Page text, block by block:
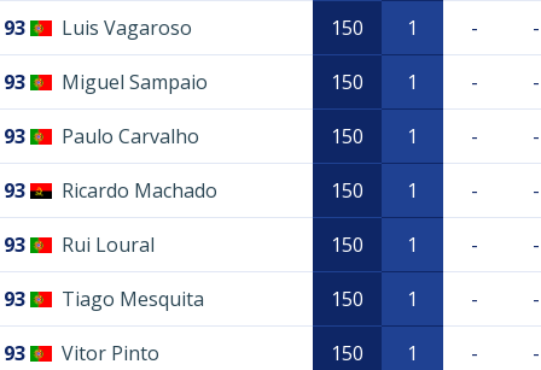
93 Luis Vagaroso 150 1 - -
93 Miguel Sampaio 150 1 - -
93 Paulo Carvalho 150 1 - -
93 Ricardo Machado 150 1 - -
93 Rui Loural 150 1 - -
93 Tiago Mesquita 150 1 - -
93 Vitor Pinto 150 1 - -